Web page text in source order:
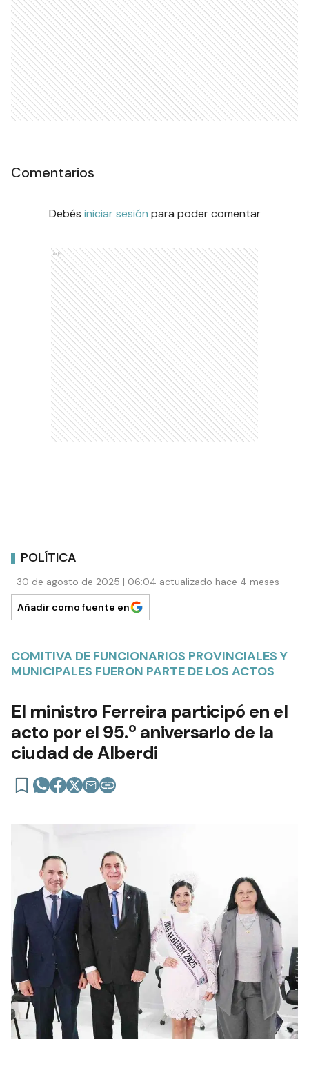
Comentarios
Debés iniciar sesión para poder comentar
Ads
POLÍTICA
30 de agosto de 2025 | 06:04 actualizado hace 4 meses
Añadir como fuente en
COMITIVA DE FUNCIONARIOS PROVINCIALES Y
MUNICIPALES FUERON PARTE DE LOS ACTOS
El ministro Ferreira participó en el
acto por el 95.º aniversario de la
ciudad de Alberdi